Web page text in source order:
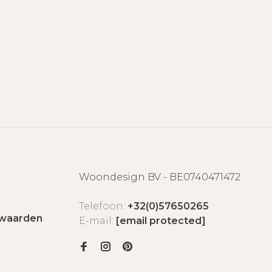
Woondesign BV - BE0740471472
Telefoon: +32(0)57650265
E-mail: [email protected]